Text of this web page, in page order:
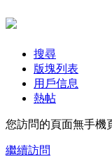
搜尋
版塊列表
用戶信息
熱帖
您訪問的頁面無手機
繼續訪問